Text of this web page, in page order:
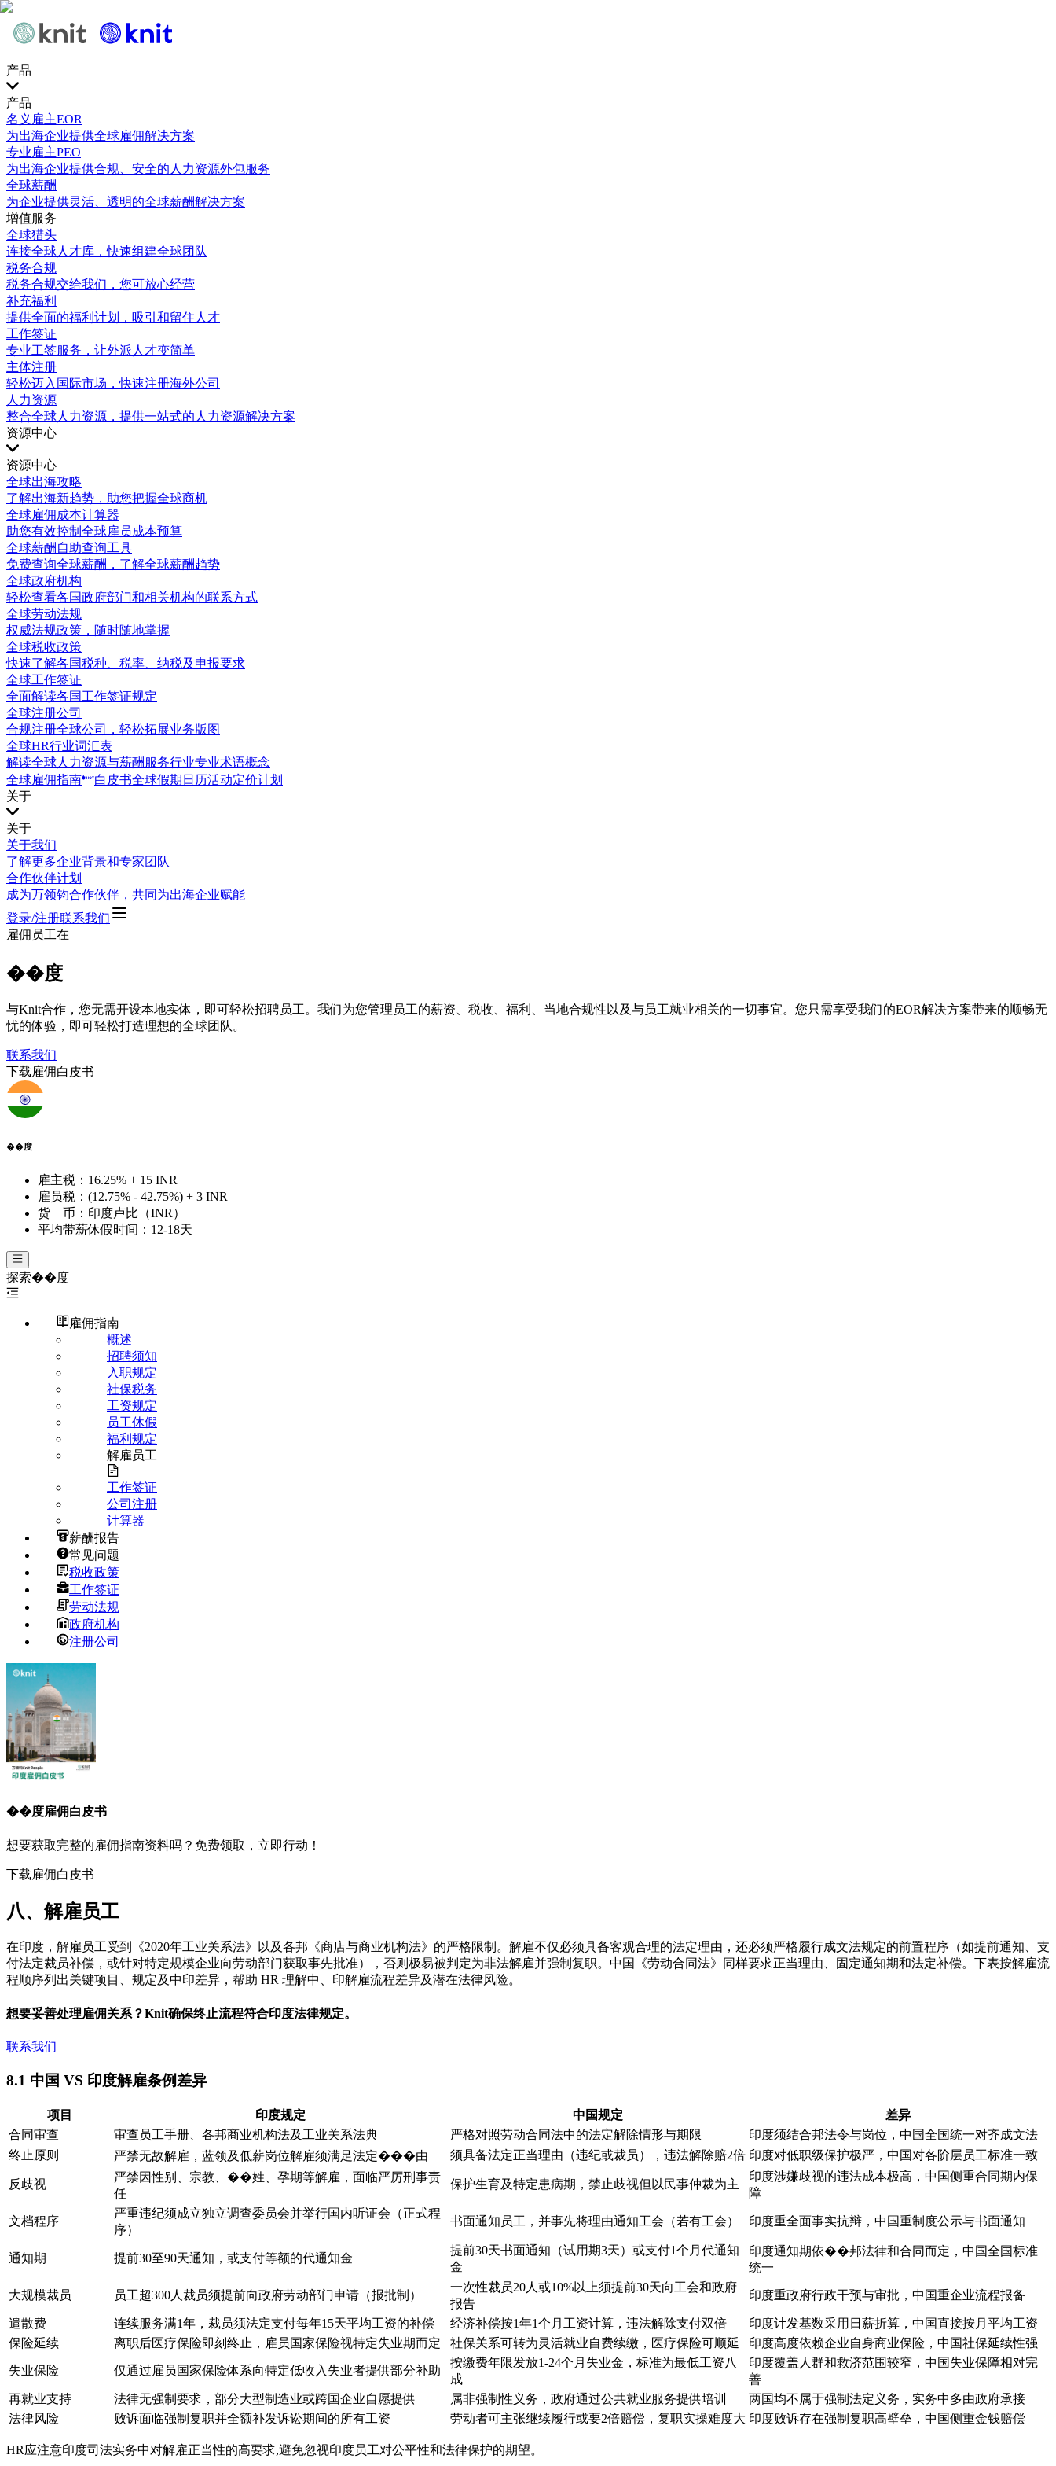
产品
产品
名义雇主EOR
为出海企业提供全球雇佣解决方案
专业雇主PEO
为出海企业提供合规、安全的人力资源外包服务
全球薪酬
为企业提供灵活、透明的全球薪酬解决方案
增值服务
全球猎头
连接全球人才库，快速组建全球团队
税务合规
税务合规交给我们，您可放心经营
补充福利
提供全面的福利计划，吸引和留住人才
工作签证
专业工签服务，让外派人才变简单
主体注册
轻松迈入国际市场，快速注册海外公司
人力资源
整合全球人力资源，提供一站式的人力资源解决方案
资源中心
资源中心
全球出海攻略
了解出海新趋势，助您把握全球商机
全球雇佣成本计算器
助您有效控制全球雇员成本预算
全球薪酬自助查询工具
免费查询全球薪酬，了解全球薪酬趋势
全球政府机构
轻松查看各国政府部门和相关机构的联系方式
全球劳动法规
权威法规政策，随时随地掌握
全球税收政策
快速了解各国税种、税率、纳税及申报要求
全球工作签证
全面解读各国工作签证规定
全球注册公司
合规注册全球公司，轻松拓展业务版图
全球HR行业词汇表
解读全球人力资源与薪酬服务行业专业术语概念
全球雇佣指南
白皮书全球假期日历活动定价计划
关于
关于
关于我们
了解更多企业背景和专家团队
合作伙伴计划
成为万领钧合作伙伴，共同为出海企业赋能
登录/注册联系我们
雇佣员工在
��度
与Knit合作，您无需开设本地实体，即可轻松招聘员工。我们为您管理员工的薪资、税收、福利、当地合规性以及与员工就业相关的一切事宜。您只需享受我们的EOR解决方案带来的顺畅无
忧的体验，即可轻松打造理想的全球团队。
联系我们
下载雇佣白皮书
��度
雇主税： 16.25% + 15 INR
雇员税： (12.75% - 42.75%) + 3 INR
货 币： 印度卢比（INR）
平均带薪休假时间： 12-18天
探索��度
雇佣指南
概述
招聘须知
入职规定
社保税务
工资规定
员工休假
福利规定
解雇员工
工作签证
公司注册
计算器
薪酬报告
常见问题
税收政策
工作签证
劳动法规
政府机构
注册公司
��度雇佣白皮书
想要获取完整的雇佣指南资料吗？免费领取，立即行动！
下载雇佣白皮书
八、解雇员工
在印度，解雇员工受到《2020年工业关系法》以及各邦《商店与商业机构法》的严格限制。解雇不仅必须具备客观合理的法定理由，还必须严格履行成文法规定的前置程序（如提前通知、支
付法定裁员补偿，或针对特定规模企业向劳动部门获取事先批准），否则极易被判定为非法解雇并强制复职。中国《劳动合同法》同样要求正当理由、固定通知期和法定补偿。下表按解雇流
程顺序列出关键项目、规定及中印差异，帮助 HR 理解中、印解雇流程差异及潜在法律风险。
想要妥善处理雇佣关系？Knit确保终止流程符合印度法律规定。
联系我们
8.1 中国 VS 印度解雇条例差异
项目 印度规定 中国规定
差异
合同审查
审查员工手册、各邦商业机构法及工业关系法典 严格对照劳动合同法中的法定解除情形与期限
印度须结合邦法令与岗位，中国全国统一对齐成文法
终止原则
严禁无故解雇，蓝领及低薪岗位解雇须满足法定���由 须具备法定正当理由（违纪或裁员），违法解除赔2倍 印度对低职级保护极严，中国对各阶层员工标准一致
反歧视
严禁因性别、宗教、��姓、孕期等解雇，面临严厉刑事责
任
保护生育及特定患病期，禁止歧视但以民事仲裁为主
印度涉嫌歧视的违法成本极高，中国侧重合同期内保
障
文档程序
严重违纪须成立独立调查委员会并举行国内听证会（正式程
序）
书面通知员工，并事先将理由通知工会（若有工会） 印度重全面事实抗辩，中国重制度公示与书面通知
通知期 提前30至90天通知，或支付等额的代通知金
提前30天书面通知（试用期3天）或支付1个月代通知
金
印度通知期依��邦法律和合同而定，中国全国标准
统一
大规模裁员 员工超300人裁员须提前向政府劳动部门申请（报批制）
一次性裁员20人或10%以上须提前30天向工会和政府
报告
印度重政府行政干预与审批，中国重企业流程报备
遣散费 连续服务满1年，裁员须法定支付每年15天平均工资的补偿 经济补偿按1年1个月工资计算，违法解除支付双倍
印度计发基数采用日薪折算，中国直接按月平均工资
保险延续
离职后医疗保险即刻终止，雇员国家保险视特定失业期而定 社保关系可转为灵活就业自费续缴，医疗保险可顺延 印度高度依赖企业自身商业保险，中国社保延续性强
失业保险 仅通过雇员国家保险体系向特定低收入失业者提供部分补助
按缴费年限发放1-24个月失业金，标准为最低工资八
成
印度覆盖人群和救济范围较窄，中国失业保障相对完
善
再就业支持
法律无强制要求，部分大型制造业或跨国企业自愿提供 属非强制性义务，政府通过公共就业服务提供培训
两国均不属于强制法定义务，实务中多由政府承接
法律风险
败诉面临强制复职并全额补发诉讼期间的所有工资 劳动者可主张继续履行或要2倍赔偿，复职实操难度大 印度败诉存在强制复职高壁垒，中国侧重金钱赔偿
HR应注意印度司法实务中对解雇正当性的高要求,避免忽视印度员工对公平性和法律保护的期望。